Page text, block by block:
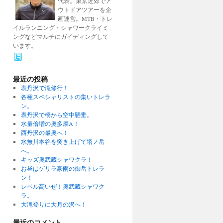
ウトドアツアーを企
画運営。MTB・トレ
イルランニング・シャワークライミ
ングなどマルチにガイディングして
います。
最近の投稿
表丹沢で滝修行！
各種スペシャリストの集いトレラ
ン。
表丹沢で橋から空中懸垂。
水量倍増の奥多摩A！
西丹沢の最奥へ！
水無川本谷を突き上げて塔ノ岳
へ。
キッズ奥武蔵シャワクラ！
お昼はゲリラ豪雨の御岳トレラ
ン！
レベル高いぜ！奥武蔵シャワク
ラ。
大滝登りに大月の沢へ！